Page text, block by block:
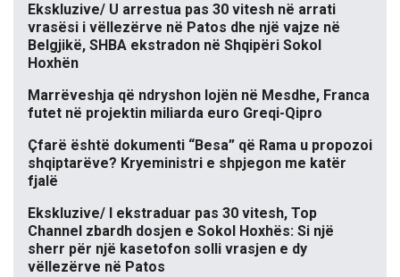
Ekskluzive/ U arrestua pas 30 vitesh në arrati
vrasësi i vëllezërve në Patos dhe një vajze në
Belgjikë, SHBA ekstradon në Shqipëri Sokol
Hoxhën
Marrëveshja që ndryshon lojën në Mesdhe, Franca
futet në projektin miliarda euro Greqi-Qipro
Çfarë është dokumenti “Besa” që Rama u propozoi
shqiptarëve? Kryeministri e shpjegon me katër
fjalë
Ekskluzive/ I ekstraduar pas 30 vitesh, Top
Channel zbardh dosjen e Sokol Hoxhës: Si një
sherr për një kasetofon solli vrasjen e dy
vëllezërve në Patos